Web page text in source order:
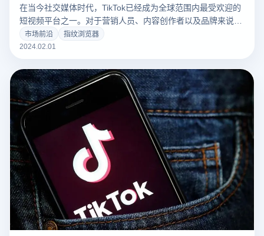
在当今社交媒体时代，TikTok已经成为全球范围内最受欢迎的
短视频平台之一。对于营销人员、内容创作者以及品牌来说，
利用TikTok进行市场推广和建立品牌影响力变得尤为重要。在
这个过程中，批量注册TikTok账号，以实现多角度、多策略的
何利用指纹浏览器，尤其是云登指纹浏览器，来提高TikTok批
量注册账号的效率。
市场前沿
指纹浏览器
2024.02.01